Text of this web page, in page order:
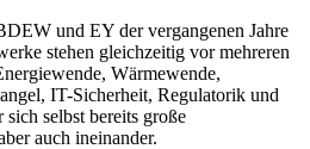
und EY der vergangenen Jahre
stehen gleichzeitig vor mehreren
Wärmewende,
IT-Sicherheit, Regulatorik und
selbst bereits große
auch ineinander.